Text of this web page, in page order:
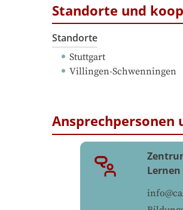
Standorte und
Standorte
Stuttgart
Villingen-Schwenningen
Lernen